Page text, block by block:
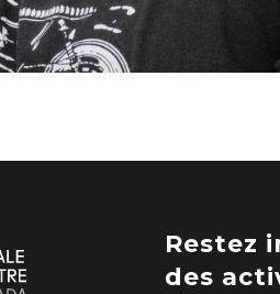
Restez
des